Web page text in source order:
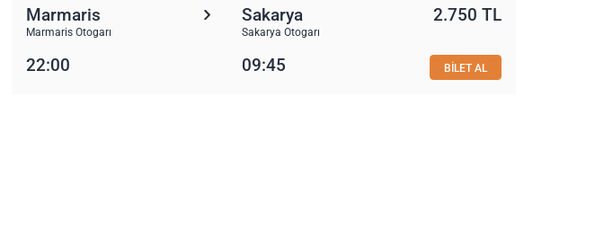
Marmaris
Marmaris Otogarı
Sakarya
Sakarya Otogarı
2.750 TL
22:00 09:45 BİLET AL